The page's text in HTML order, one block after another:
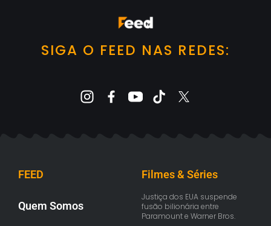
SIGA O FEED NAS REDES:
FEED
Quem Somos
Filmes & Séries
Justiça dos EUA suspende
fusão bilionária entre
Paramount e Warner Bros.